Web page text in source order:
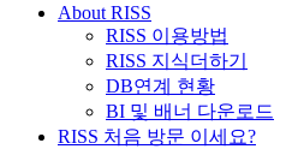
About RISS
RISS 이용방법
RISS 지식더하기
DB연계 현황
BI 및 배너 다운로드
RISS 처음 방문 이세요?